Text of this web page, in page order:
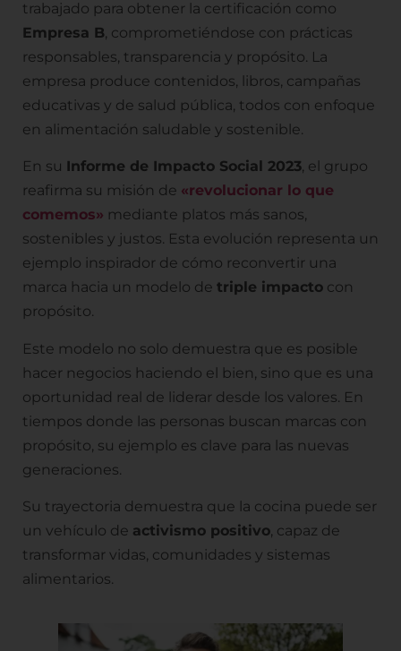
trabajado para obtener la certificación como
Empresa B, comprometiéndose con prácticas
responsables, transparencia y propósito. La
empresa produce contenidos, libros, campañas
educativas y de salud pública, todos con enfoque
en alimentación saludable y sostenible.
En su Informe de Impacto Social 2023, el grupo
reafirma su misión de «revolucionar lo que
comemos» mediante platos más sanos,
sostenibles y justos. Esta evolución representa un
ejemplo inspirador de cómo reconvertir una
marca hacia un modelo de triple impacto con
propósito.
Este modelo no solo demuestra que es posible
hacer negocios haciendo el bien, sino que es una
oportunidad real de liderar desde los valores. En
tiempos donde las personas buscan marcas con
propósito, su ejemplo es clave para las nuevas
generaciones.
Su trayectoria demuestra que la cocina puede ser
un vehículo de activismo positivo, capaz de
transformar vidas, comunidades y sistemas
alimentarios.